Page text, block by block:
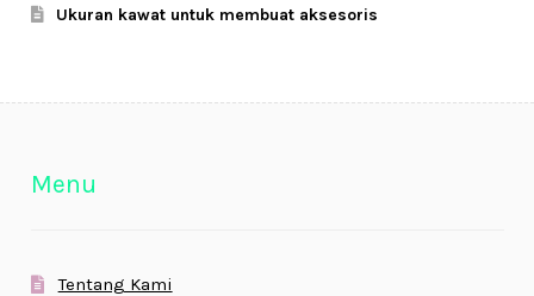
Ukuran kawat untuk membuat aksesoris
Menu
Tentang Kami